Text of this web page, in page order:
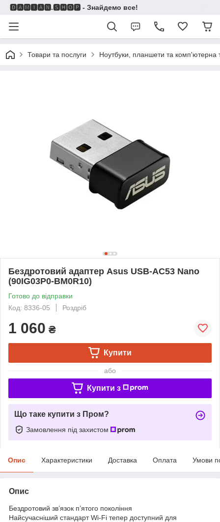
🅳🅰🅼🅸🅰🅽.🆂🅷🅾🅿 - Знайдемо все!
Товари та послуги Ноутбуки, планшети та комп'ютерна
Бездротовий адаптер Asus USB-AC53 Nano
(90IG03P0-BM0R10)
Готово до відправки
Код: 8336-05
Роздріб
1 060 ₴
Купити
або
Купити з
Що таке купити з Пром?
Замовлення під захистом
Опис Характеристики Доставка Оплата Умови
Опис
Бездротовий зв’язок п’ятого покоління
Найсучасніший стандарт Wi-Fi тепер доступний для